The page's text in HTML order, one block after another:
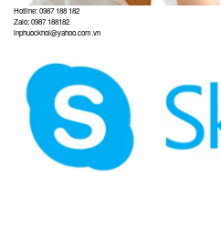
Hotline: 0987 188 182
Zalo: 0987 188182
inphuockhoi@yahoo.com.vn